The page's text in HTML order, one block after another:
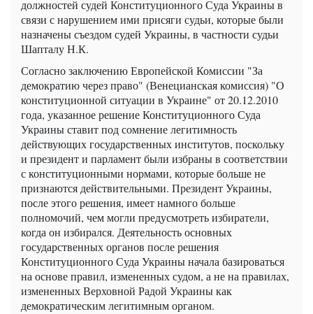
должностей судей Конституционного Суда Украины в
связи с нарушением ими присяги судьи, которые были
назначены съездом судей Украины, в частности судьи
Шапталу Н.К.
Согласно заключению Европейской Комиссии "За
демократию через право" (Венецианская комиссия) "О
конституционной ситуации в Украине" от 20.12.2010
года, указанное решение Конституционного Суда
Украины ставит под сомнение легитимность
действующих государственных институтов, поскольку
и президент и парламент были избраны в соответствии
с конституционными нормами, которые больше не
признаются действительными. Президент Украины,
после этого решения, имеет намного больше
полномочий, чем могли предусмотреть избиратели,
когда он избирался. Деятельность основных
государственных органов после решения
Конституционного Суда Украины начала базироваться
на основе правил, измененных судом, а не на правилах,
измененных Верховной Радой Украины как
демократическим легитимным органом.